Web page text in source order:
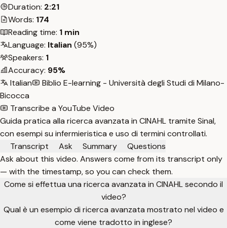
Duration: 2:21
Words: 174
Reading time: 1 min
Language: Italian (95%)
Speakers: 1
Accuracy: 95%
Italian
Biblio E-learning - Università degli Studi di Milano-
Bicocca
Transcribe a YouTube Video
Guida pratica alla ricerca avanzata in CINAHL tramite Sinal,
con esempi su infermieristica e uso di termini controllati.
Transcript
Ask Summary
Questions
Ask about this video. Answers come from its transcript only
— with the timestamp, so you can check them.
Come si effettua una ricerca avanzata in CINAHL secondo il
video?
Qual è un esempio di ricerca avanzata mostrato nel video e
come viene tradotto in inglese?